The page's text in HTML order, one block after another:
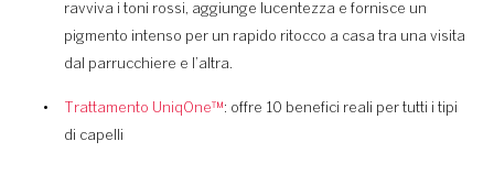
ravviva i toni rossi, aggiunge lucentezza e fornisce un
pigmento intenso per un rapido ritocco a casa tra una visita
dal parrucchiere e l’altra.
Trattamento UniqOne™: offre 10 benefici reali per tutti i tipi
di capelli